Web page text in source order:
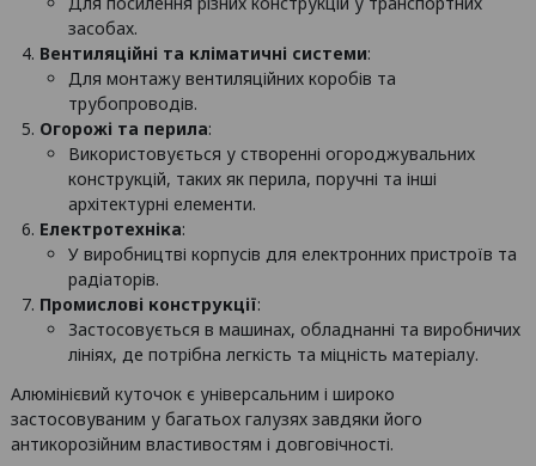
засобах.
Вентиляційні та кліматичні системи:
Для монтажу вентиляційних коробів та
трубопроводів.
Огорожі та перила:
Використовується у створенні огороджувальних
конструкцій, таких як перила, поручні та інші
архітектурні елементи.
Електротехніка:
У виробництві корпусів для електронних пристроїв та
радіаторів.
Промислові конструкції:
Застосовується в машинах, обладнанні та виробничих
лініях, де потрібна легкість та міцність матеріалу.
Алюмінієвий куточок є універсальним і широко
застосовуваним у багатьох галузях завдяки його
антикорозійним властивостям і довговічності.